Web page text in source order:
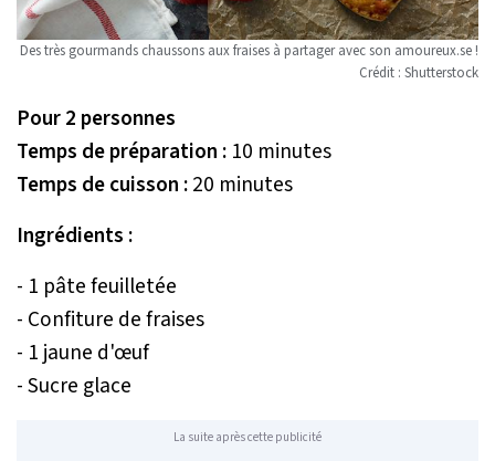
Des très gourmands chaussons aux fraises à partager avec son amoureux.se !
Crédit : Shutterstock
Pour 2 personnes
Temps de préparation : 10 minutes
Temps de cuisson :20 minutes
Ingrédients :
- 1 pâte feuilletée
- Confiture de fraises
- 1 jaune d'œuf
- Sucre glace
La suite après cette publicité